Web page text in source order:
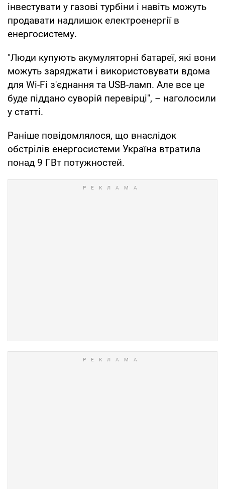
інвестувати у газові турбіни і навіть можуть
продавати надлишок електроенергії в
енергосистему.
"Люди купують акумуляторні батареї, які вони
можуть заряджати і використовувати вдома
для Wi-Fi з'єднання та USB-ламп. Але все це
буде піддано суворій перевірці", – наголосили
у статті.
Раніше повідомлялося, що внаслідок
обстрілів енергосистеми Україна втратила
понад 9 ГВт потужностей.